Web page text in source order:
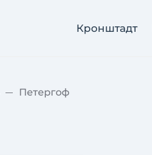
Кронштадт
Петергоф